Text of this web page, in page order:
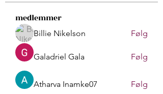
medlemmer
Billie Nikelson Følg
Galadriel Gala Følg
Atharva Inamke07 Følg